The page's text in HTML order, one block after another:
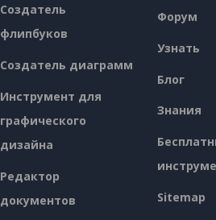
Создатель
флипбуков
Создатель диаграмм
Инструмент для
графического
дизайна
Редактор
документов
Форум
Узнать
Блог
Знания
Sitemap